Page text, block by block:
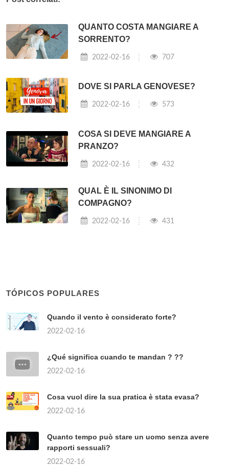
QUANTO COSTA MANGIARE A
SORRENTO?
2022-02-16 707
DOVE SI PARLA GENOVESE?
2022-02-16 573
COSA SI DEVE MANGIARE A
PRANZO?
2022-02-16 432
QUAL È IL SINONIMO DI
COMPAGNO?
2022-02-16 431
TÓPICOS POPULARES
Quando il vento è considerato forte?
2022-02-16
¿Qué significa cuando te mandan ? ??
2022-02-16
Cosa vuol dire la sua pratica è stata evasa?
2022-02-16
Quanto tempo può stare un uomo senza avere
rapporti sessuali?
2022-02-16